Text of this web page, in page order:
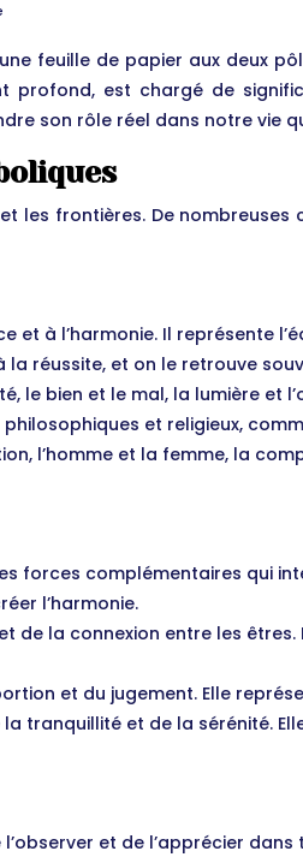
feuille de papier aux deux
est chargé de
son rôle réel dans notre vie
les frontières. De
et à l’harmonie. Il représente
réussite, et on le retrouve
le bien et le mal, la lumière et
et religieux,
l’homme et la femme, la
forces complémentaires qui
l’harmonie.
de la connexion entre les
et du jugement. Elle
la tranquillité et de la sérénité.
et de l’apprécier